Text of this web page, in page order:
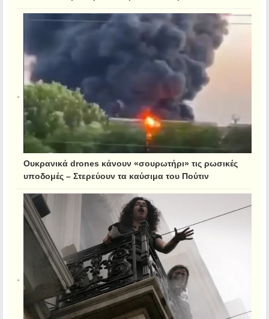
Ουκρανικά drones κάνουν «σουρωτήρι» τις ρωσικές
υποδομές – Στερεύουν τα καύσιμα του Πούτιν